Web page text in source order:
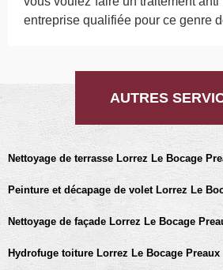
entreprise qualifiée pour ce genre
AUTRES
Nettoyage de terrasse Lorrez Le Bocage
Peinture et décapage de volet Lorrez Le
Nettoyage de façade Lorrez Le Bocage
Hydrofuge toiture Lorrez Le Bocage Preaux